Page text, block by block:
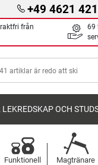
+49 4621
från
69
OCH
Funktionell
Magtränare